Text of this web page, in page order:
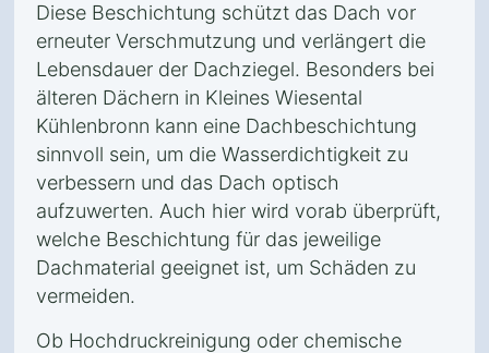
Diese Beschichtung schützt das Dach vor
erneuter Verschmutzung und verlängert die
Lebensdauer der Dachziegel. Besonders bei
älteren Dächern in Kleines Wiesental
Kühlenbronn kann eine Dachbeschichtung
sinnvoll sein, um die Wasserdichtigkeit zu
verbessern und das Dach optisch
aufzuwerten. Auch hier wird vorab überprüft,
welche Beschichtung für das jeweilige
Dachmaterial geeignet ist, um Schäden zu
vermeiden.
Ob Hochdruckreinigung oder chemische